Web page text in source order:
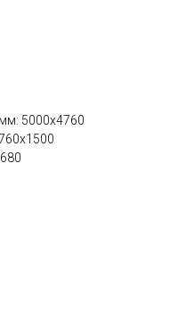
5000х4760